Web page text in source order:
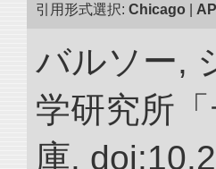
引用形式選択: Chicago
バルソー,
学研究所
庫.